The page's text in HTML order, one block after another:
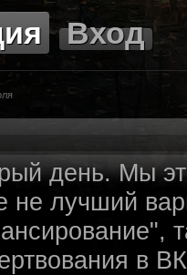
Вход
день. Мы
не лучший
в